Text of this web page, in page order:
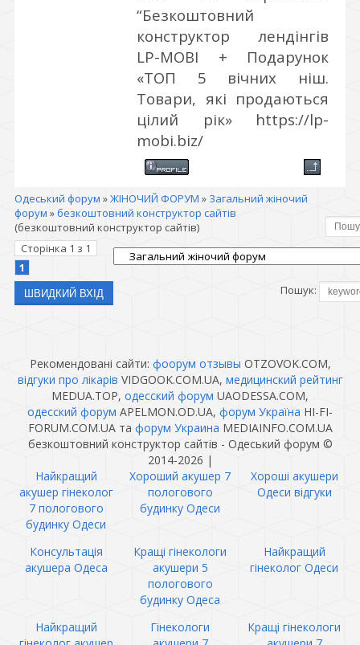
“Безкоштовний
конструктор лендінгів
LP-MOBI + Подарунок
«ТОП 5 вічних ніш.
Товари, які продаються
цілий рік»
https://lp-
mobi.biz/
Одеський форум »ЖІНОЧИЙ ФОРУМ » Загальний жіночий
форум »безкоштовний конструктор сайтів
(безкоштовний конструктор сайтів)
Сторінка 1 з 1
1
Пошук:
Рекомендовані сайти: фоорум отзывы OTZOVOK.COM,
відгуки про лікарів VIDGOOK.COM.UA, медицинский рейтинг
MEDUA.TOP, одесский форум UAODESSA.COM,
одесский форум APELMON.OD.UA, форум Україна HI-FI-
FORUM.COM.UA та форум Украина MEDIAINFO.COM.UA
безкоштовний конструктор сайтів - Одеський форум ©
2014-2026 |
Найкращий
акушер гінеколог
7 пологового
будинку Одеси
Хороший акушер 7
пологового
будинку Одеси
Хороші акушери
Одеси відгуки
Консультація
акушера Одеса
Кращі гінекологи
акушери 5
пологового
будинку Одеса
Найкращий
гінеколог Одеси
Найкращий
Гінекологи
Кращі гінекологи